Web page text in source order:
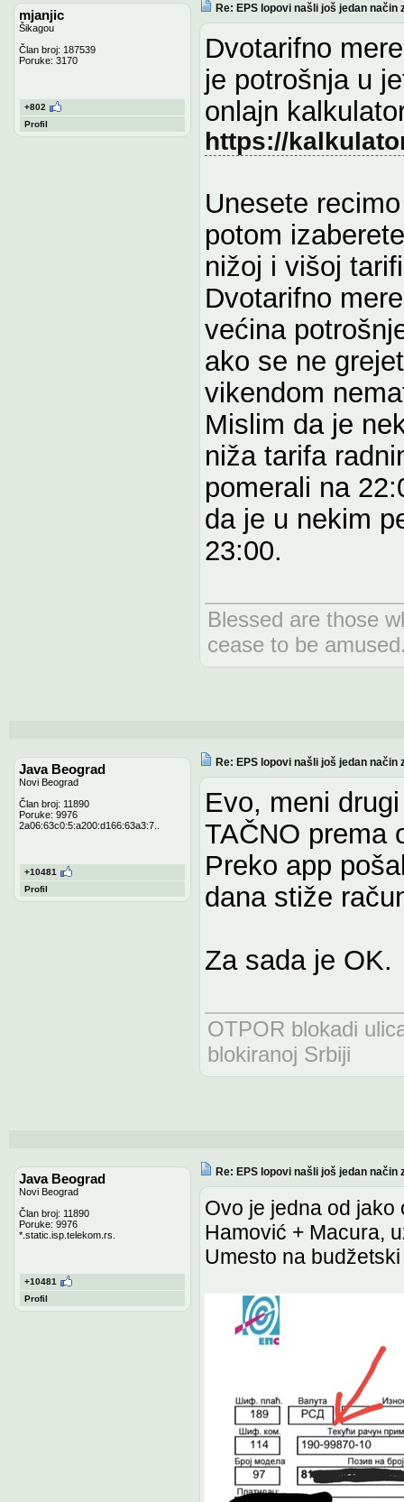
mjanjic
Šikagou
Član broj: 187539
Poruke: 3170
+802
Profil
Re: EPS lopovi našli još jedan način
Dvotarifno
je potrošnja u
onlajn
https://
Unesete
potom
nižoj i višoj
Dvotarifno
većina
ako se ne
vikendom
Mislim da je
niža tarifa
pomerali na
da je u nekim
23:00.
Blessed are those
cease to be
Java Beograd
Novi Beograd
Član broj: 11890
Poruke: 9976
2a06:63c0:5:a200:d166:63a3:7..
+10481
Profil
Re: EPS lopovi našli još jedan način
Evo, meni
TAČNO prema
Preko app
dana stiže
Za sada je OK.
OTPOR blokadi
blokiranoj Srbiji
Java Beograd
Novi Beograd
Član broj: 11890
Poruke: 9976
*.static.isp.telekom.rs.
+10481
Profil
Re: EPS lopovi našli još jedan način
Ovo je jedna od
Hamović + Macura,
Umesto na